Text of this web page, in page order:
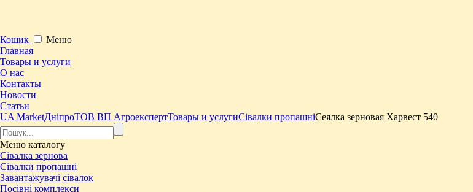
Кошик
Меню
Главная
Товары и услуги
О нас
Контакты
Новости
Статьи
UA MarketДніпроТОВ ВП АгроекспертТовары и услугиСівалки пропашніСеялка зерновая Харвест 540
Меню каталогу
Сівалка зернова
Сівалки пропашні
Завантажувачі сівалок
Посівні комплекси